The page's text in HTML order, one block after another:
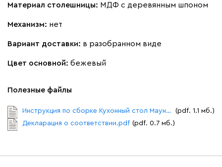
Материал столешницы: МДФ с деревянным шпоном
Механизм: нет
Вариант доставки: в разобранном виде
Цвет основной: бежевый
Полезные файлы
Инструкция по сборке Кухонный стол Маунт-1.pdf
(pdf. 1.1 мб.)
Декларация о соответствии.pdf (pdf. 0.7 мб.)